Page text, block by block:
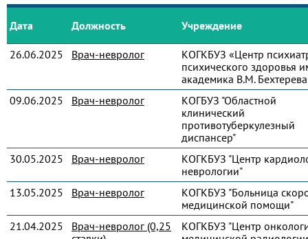
Дата Должность Учреждение
26.06.2025 Врач-невролог
КОГКБУЗ «Центр
психического здоровья
академика В.М.
09.06.2025
Врач-невролог
КОГБУЗ "Областной
клинический
противотуберкулезный
диспансер"
30.05.2025
Врач-невролог
КОГКБУЗ "Центр
неврологии"
13.05.2025
Врач-невролог
КОГКБУЗ "Больница
медицинской помощи"
21.04.2025
Врач-невролог (0,25
КОГКБУЗ "Центр